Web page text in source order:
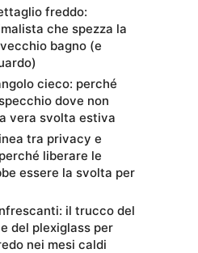
freddo:
che spezza la
bagno (e
cieco: perché
dove non
vera svolta estiva
tra privacy e
liberare le
essere la svolta per
il trucco del
del plexiglass per
nei mesi caldi